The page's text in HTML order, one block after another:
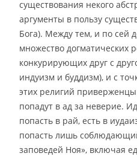
существования некого
аргументы в пользу
Бога). Между тем, и по сей
множество догматических
конкурирующих друг с
индуизм и буддизм), и с
этих религий приверженцы
попадут в ад за неверие.
попасть в рай, есть в
попасть лишь
заповедей Ноя», включая